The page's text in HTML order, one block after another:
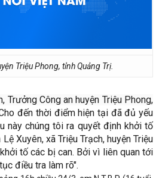
Triệu Phong, tỉnh Quảng Trị.
Trưởng Công an huyện Triệu Phong,
đến thời điểm hiện tại đã đủ yếu
này chúng tôi ra quyết định khởi tố
Xuyên, xã Triệu Trạch, huyện Triệu
tố các bị can. Bởi vì liên quan tới
điều tra làm rõ".